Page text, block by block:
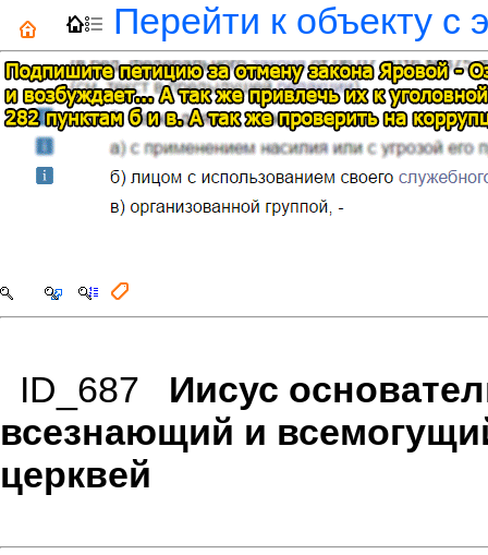
Перейти к объекту с
ID_687 Иисус
всезнающий и
церквей